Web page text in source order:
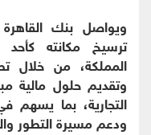
ترسيخ مكانته
المملكة، من خلال
وتقديم حلول مالية
التجارية، بما يسهم
ودعم مسيرة التطور